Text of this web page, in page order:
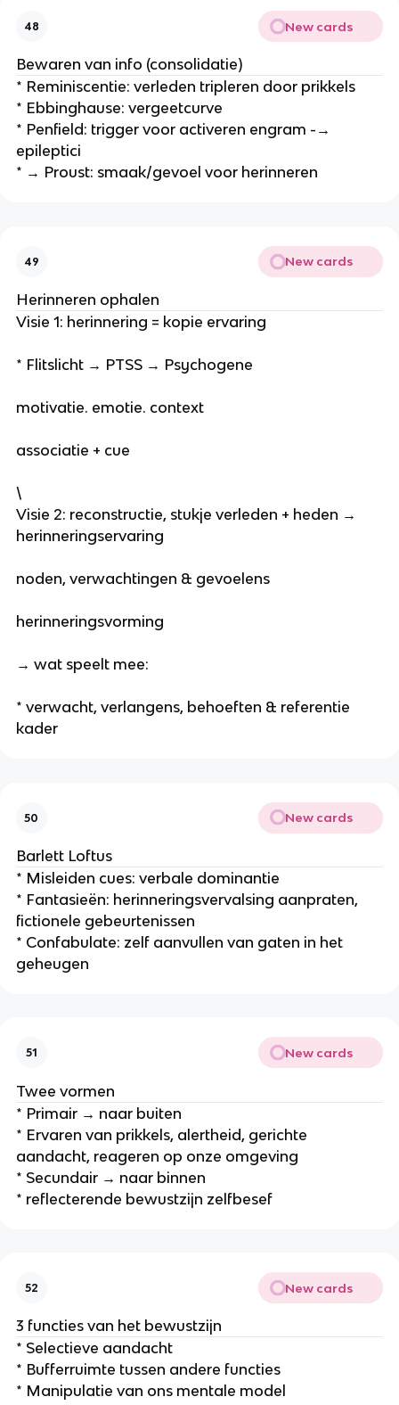
48 New cards
Bewaren van info (consolidatie)
* Reminiscentie: verleden tripleren door prikkels
* Ebbinghause: vergeetcurve
* Penfield: trigger voor activeren engram -→
epileptici
* → Proust: smaak/gevoel voor herinneren
49 New cards
Herinneren ophalen
Visie 1: herinnering = kopie ervaring
* Flitslicht → PTSS → Psychogene
motivatie. emotie. context
associatie + cue
\
Visie 2: reconstructie, stukje verleden + heden →
herinneringservaring
noden, verwachtingen & gevoelens
herinneringsvorming
→ wat speelt mee:
* verwacht, verlangens, behoeften & referentie
kader
50 New cards
Barlett Loftus
* Misleiden cues: verbale dominantie
* Fantasieën: herinneringsvervalsing aanpraten,
fictionele gebeurtenissen
* Confabulate: zelf aanvullen van gaten in het
geheugen
51 New cards
Twee vormen
* Primair → naar buiten
* Ervaren van prikkels, alertheid, gerichte
aandacht, reageren op onze omgeving
* Secundair → naar binnen
* reflecterende bewustzijn zelfbesef
52 New cards
3 functies van het bewustzijn
* Selectieve aandacht
* Bufferruimte tussen andere functies
* Manipulatie van ons mentale model